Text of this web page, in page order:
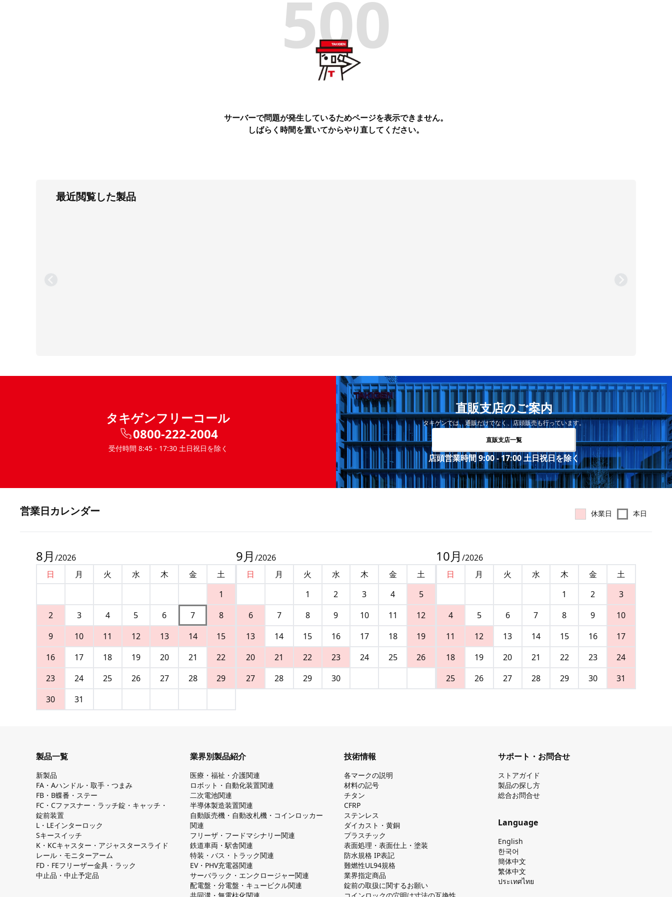
500
サーバーで問題が発生しているためページを表示できません。
しばらく時間を置いてからやり直してください。
最近閲覧した製品
タキゲンフリーコール
0800-222-2004
受付時間 8:45 - 17:30 土日祝日を除く
直販支店のご案内
タキゲンでは、通販だけでなく、店頭販売も行っています。
直販支店一覧
店頭営業時間 9:00 - 17:00 土日祝日を除く
営業⽇カレンダー 休業日 本日
8月 /2026
日
月 火 水 木 金
土
1
2
3 4 5 6 7
8
9
10 11 12 13 14
15
16
17 18 19 20 21
22
23
24 25 26 27 28
29
30
31
9月 /2026
日
月 火 水 木 金
土
1
2 3 4
5
6
7 8 9 10 11
12
13
14 15 16 17 18
19
20
21 22 23 24 25
26
27
28 29 30
10月 /2026
日
月 火 水 木 金
土
1
2
3
4
5 6 7 8 9
10
11
12 13 14 15 16
17
18
19 20 21 22 23
24
25
26 27 28 29 30 31
製品一覧
新製品
FA・Aハンドル・取手・つまみ
FB・B蝶番・ステー
FC・Cファスナー・ラッチ錠・キャッチ・
錠前装置
L・LEインターロック
Sキースイッチ
K・KCキャスター・アジャスタースライド
レール・モニターアーム
FD・FEフリーザー金具・ラック
中止品・中止予定品
業界別製品紹介
医療・福祉・介護関連
ロボット・自動化装置関連
二次電池関連
半導体製造装置関連
自動販売機・自動改札機・コインロッカー
関連
フリーザ・フードマシナリー関連
鉄道車両・駅舎関連
特装・バス・トラック関連
EV・PHV充電器関連
サーバラック・エンクロージャー関連
配電盤・分電盤・キュービクル関連
技術情報
各マークの説明
材料の記号
チタン
CFRP
ステンレス
ダイカスト・⻩銅
プラスチック
表面処理・表面仕上・塗装
防⽔規格 IP表記
難燃性UL94規格
業界指定商品
錠前の取扱に関するお願い
サポート・お問合せ
ストアガイド
製品の探し⽅
総合お問合せ
Language
English
한국어
簡体中文
繁体中文
ประเทศไทย